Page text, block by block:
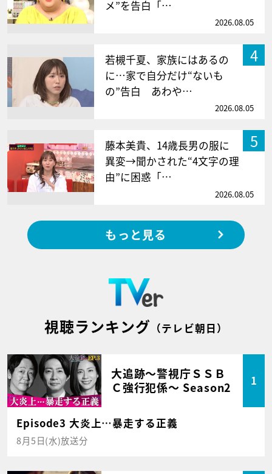
メ”を告白「…
2026.08.05
4
若槻千夏、家族にはあるの
に…家で自分だけ“ないも
の”告白 あわや…
2026.08.05
5
藤本美貴、14歳長男の服に
異変→聞かされた“4文字の理
由”に困惑「…
2026.08.05
もっと見る
視聴ランキング （テレビ朝日）
大追跡～警視庁ＳＳＢ
Ｃ強行犯係～ Season2
1
Episode3 大炎上…暴走する正義
8月5日(水)放送分